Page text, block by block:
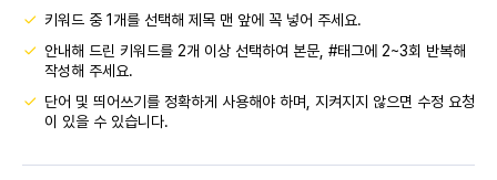
키워드 중 1개를 선택해 제목 맨 앞에 꼭 넣어 주세요.
안내해 드린 키워드를 2개 이상 선택하여 본문, #태그에 2~3회 반복해
작성해 주세요.
단어 및 띄어쓰기를 정확하게 사용해야 하며, 지켜지지 않으면 수정 요청
이 있을 수 있습니다.